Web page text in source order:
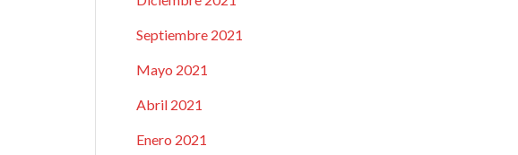
Septiembre 2021
Mayo 2021
Abril 2021
Enero 2021